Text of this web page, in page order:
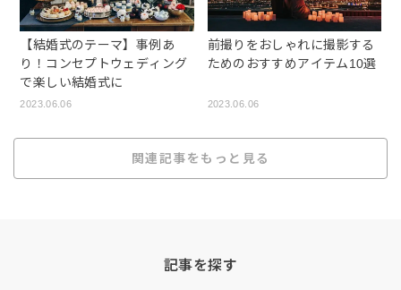
【結婚式のテーマ】事例あ
り！コンセプトウェディング
で楽しい結婚式に
2023.06.06
前撮りをおしゃれに撮影する
ためのおすすめアイテム10選
2023.06.06
関連記事をもっと見る
記事を探す